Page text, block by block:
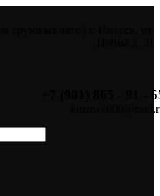
+7 (901) 865 - 91 -